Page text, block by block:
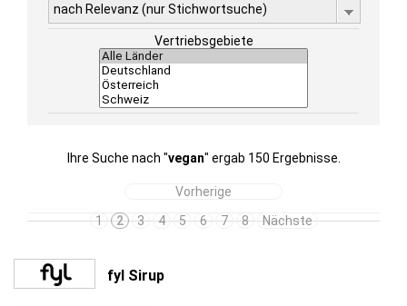
nach Relevanz (nur Stichwortsuche)
Vertriebsgebiete
Ihre Suche nach "vegan" ergab 150 Ergebnisse.
Vorherige
1
2 3 4 5 6 7 8 Nächste
fyl Sirup